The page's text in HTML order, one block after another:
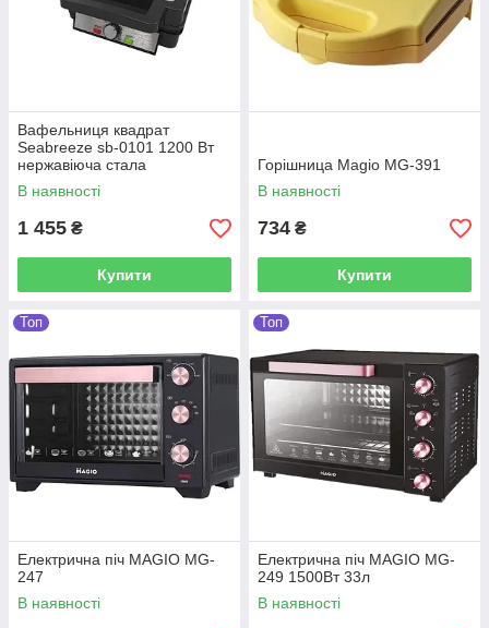
Вафельниця квадрат
Seabreeze sb-0101 1200 Вт
нержавіюча стала
В наявності
1 455 ₴
Купити
Горішница Magio MG-391
В наявності
734 ₴
Купити
Топ
Електрична піч MAGIO MG-
247
В наявності
Топ
Електрична піч MAGIO МG-
249 1500Вт 33л
В наявності